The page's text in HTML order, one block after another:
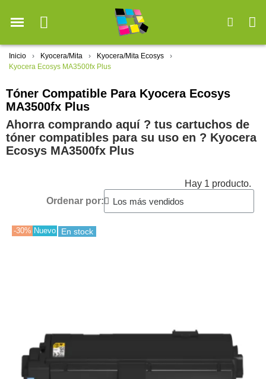
Inicio Kyocera/Mita
Kyocera/Mita Ecosys
Kyocera Ecosys MA3500fx Plus
Tóner Compatible Para Kyocera Ecosys
MA3500fx Plus
Ahorra comprando aquí ? tus cartuchos de
tóner compatibles para su uso en ?️ Kyocera
Ecosys MA3500fx Plus
Hay 1 producto.
Ordenar por:
-30% Nuevo En stock